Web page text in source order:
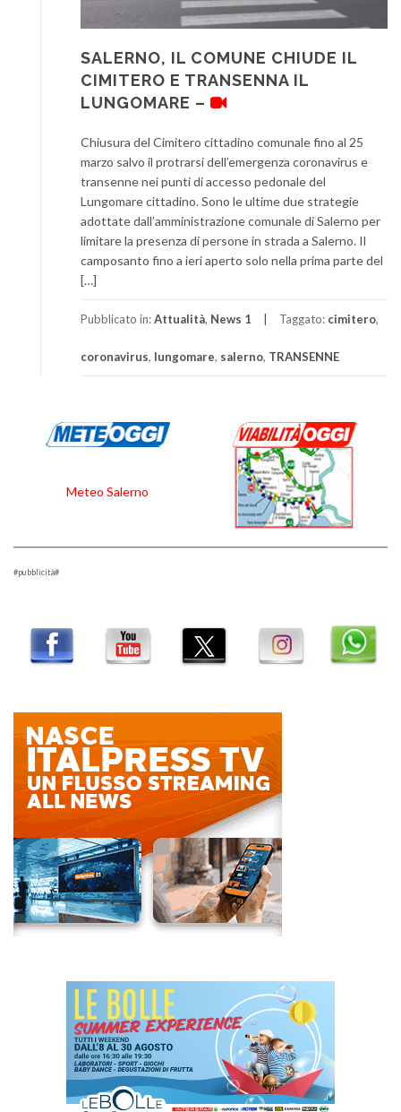
SALERNO, IL COMUNE CHIUDE IL
CIMITERO E TRANSENNA IL
LUNGOMARE –
Chiusura del Cimitero cittadino comunale fino al 25
marzo salvo il protrarsi dell’emergenza coronavirus e
transenne nei punti di accesso pedonale del
Lungomare cittadino. Sono le ultime due strategie
adottate dall’amministrazione comunale di Salerno per
limitare la presenza di persone in strada a Salerno. Il
camposanto fino a ieri aperto solo nella prima parte del
[…]
Pubblicato in:Attualità, News 1 Taggato: cimitero,
coronavirus, lungomare, salerno, TRANSENNE
Meteo Salerno
#pubblicità#